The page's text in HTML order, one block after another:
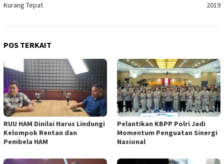
Kurang Tepat
2019
POS TERKAIT
RUU HAM Dinilai Harus Lindungi
Kelompok Rentan dan
Pembela HAM
Pelantikan KBPP Polri Jadi
Momentum Penguatan Sinergi
Nasional